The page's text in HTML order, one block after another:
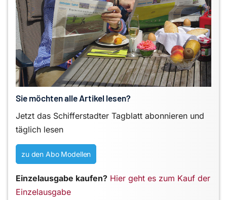
Sie möchten alle Artikel lesen?
Jetzt das Schifferstadter Tagblatt abonnieren und
täglich lesen
zu den Abo Modellen
Einzelausgabe kaufen? Hier geht es zum Kauf der
Einzelausgabe